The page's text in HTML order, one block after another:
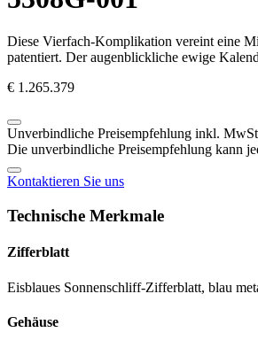
Diese Vierfach-Komplikation vereint eine
patentiert. Der augenblickliche ewige
€ 1.265.379
Unverbindliche Preisempfehlung inkl.
Die unverbindliche Preisempfehlung kann
Kontaktieren Sie uns
Technische Merkmale
Zifferblatt
Eisblaues Sonnenschliff-Zifferblatt, blau
Gehäuse